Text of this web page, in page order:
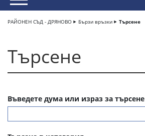
РАЙОНЕН СЪД - ДРЯНОВО Бързи връзки Търсене
Търсене
Въведете дума или израз за търсене